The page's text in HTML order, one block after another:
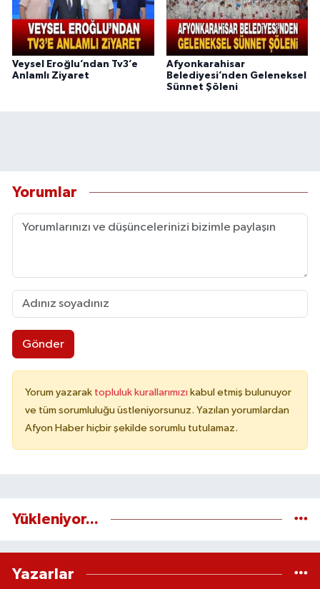
Veysel Eroğlu’ndan Tv3’e
Anlamlı Ziyaret
Afyonkarahisar
Belediyesi’nden Geleneksel
Sünnet Şöleni
Yorumlar
Gönder
Yorum yazarak topluluk kurallarımızı kabul etmiş bulunuyor
ve tüm sorumluluğu üstleniyorsunuz. Yazılan yorumlardan
Afyon Haber hiçbir şekilde sorumlu tutulamaz.
Yükleniyor...
Yazarlar